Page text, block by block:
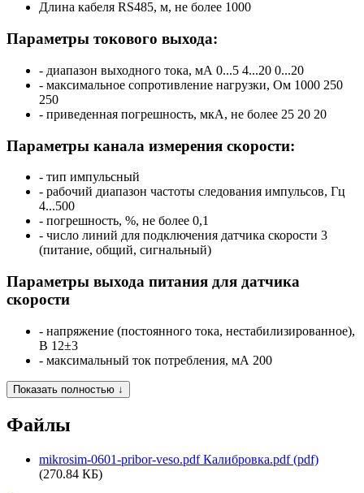
Длина кабеля RS485, м, не более 1000
Параметры токового выхода:
‑ диапазон выходного тока, мА 0...5 4...20 0...20
‑ максимальное сопротивление нагрузки, Ом 1000 250
250
‑ приведенная погрешность, мкА, не более 25 20 20
Параметры канала измерения скорости:
‑ тип импульсный
‑ рабочий диапазон частоты следования импульсов, Гц
4...500
‑ погрешность, %, не более 0,1
‑ число линий для подключения датчика скорости 3
(питание, общий, сигнальный)
Параметры выхода питания для датчика
скорости
‑ напряжение (постоянного тока, нестабилизированное),
В 12±3
‑ максимальный ток потребления, мА 200
Показать полностью ↓
Файлы
mikrosim-0601-pribor-veso.pdf Калибровка.pdf (pdf)
(270.84 КБ)